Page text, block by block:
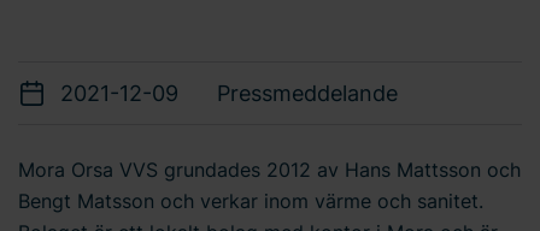
2021-12-09 Pressmeddelande
Mora Orsa VVS grundades 2012 av Hans Mattsson och
Bengt Matsson och verkar inom värme och sanitet.